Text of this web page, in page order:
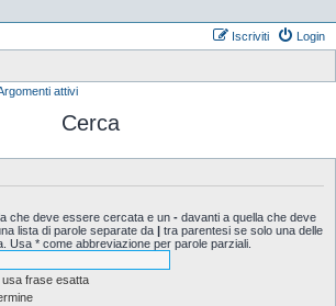
Login
Iscriviti
attivi
Cerca
che deve essere cercata e un - davanti a quella che deve
lista di parole separate da | tra parentesi se solo una delle
Usa * come abbreviazione per parole parziali.
frase esatta